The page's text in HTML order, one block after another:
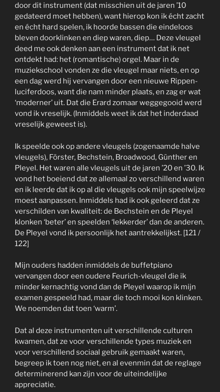
door dit instrument (dat misschien uit de jaren ’10
gedateerd moet hebben), want hierop kon ik écht zacht
en écht hard spelen, ik hoorde bassen die eindeloos
bleven doorklinken en diep waren, diep… Deze vleugel
deed me ook denken aan een instrument dat ik net
ontdekt had: het (romantische) orgel. Maar in de
muziekschool vonden ze die vleugel maar niets, en op
een dag werd hij vervangen door een nieuwe Rippen-
luciferdoos, want die nam minder plaats, en zag er wat
‘moderner’ uit. Dat die Erard zomaar weggegooid werd
vond ik vreselijk. (Inmiddels weet ik dat het inderdaad
vreselijk geweest is).
Ik speelde ook op andere vleugels (zogenaamde halve
vleugels), Förster, Bechstein, Broadwood, Günther en
Pleyel. Het waren alle vleugels uit de jaren ’20 en ’30. Ik
vond het boeiend dat ze allemaal zo verschillend waren
en ik leerde dat ik op al die vleugels ook mijn speelwijze
moest aanpassen. Inmiddels had ik ook geleerd dat ze
verschilden van kwaliteit: de Bechstein en de Pleyel
klonken ‘beter’ en speelden ‘lekkerder’ dan de anderen.
De Pleyel vond ik persoonlijk het aantrekkelijkst. [121 /
122]
Mijn ouders hadden inmiddels de buffetpiano
vervangen door een oudere Feurich-vleugel die ik
minder kernachtig vond dan de Pleyel waarop ik mijn
examen gespeeld had, maar die toch mooi kon klinken.
We noemden dat toen ‘warm’.
Dat al deze instrumenten uit verschillende culturen
kwamen, dat ze voor verschillende types muziek en
voor verschillend sociaal gebruik gemaakt waren,
begreep ik toen nog niet, en al evenmin dat de reglage
determinerend kan zijn voor de uiteindelijke
appreciatie.